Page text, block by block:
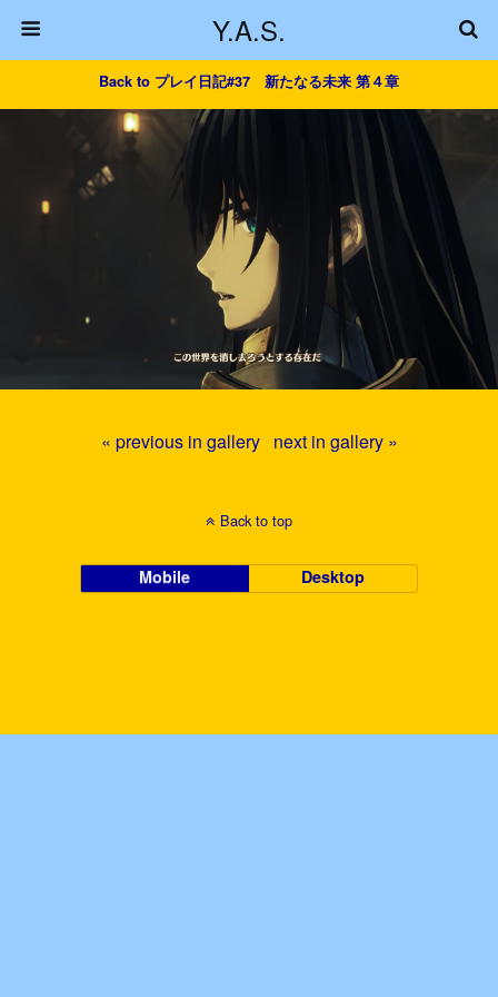
Y.A.S.
Back to プレイ日記#37 新たなる未来 第４章
« previous in gallery next in gallery »
Back to top
Mobile Desktop